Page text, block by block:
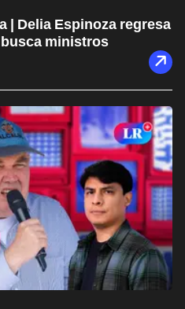
| Delia Espinoza regresa
ministros